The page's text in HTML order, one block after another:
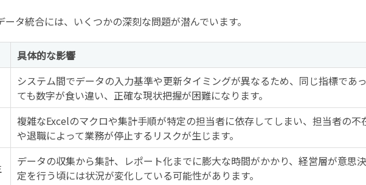
ータ統合には、いくつかの深刻な問題が潜んでいます。
具体的な影響
システム間でデータの入力基準や更新タイミングが異なるため、同じ指標であっ
ても数字が食い違い、正確な現状把握が困難になります。
複雑なExcelのマクロや集計手順が特定の担当者に依存してしまい、担当者の不
や退職によって業務が停止するリスクが生じます。
データの収集から集計、レポート化までに膨大な時間がかかり、経営層が意思決
定を行う頃には状況が変化している可能性があります。